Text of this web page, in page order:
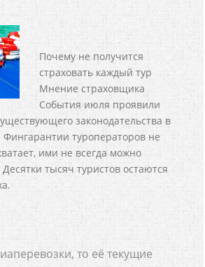
Почему не получится
страховать каждый тур
Мнение страховщика
События июля проявили
законодательства в
Фингарантии туроператоров не
ими не всегда можно
Десятки тысяч туристов остаются
то её текущие